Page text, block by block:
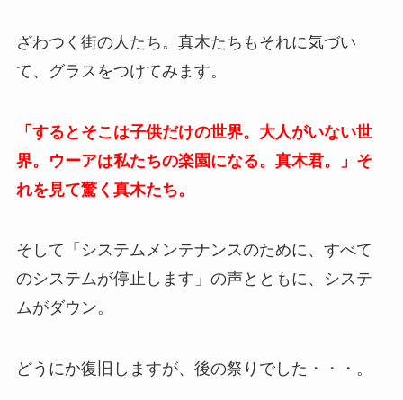
ざわつく街の人たち。真木たちもそれに気づい
て、グラスをつけてみます。
「するとそこは子供だけの世界。大人がいない世
界。ウーアは私たちの楽園になる。真木君。」そ
れを見て驚く真木たち。
そして「システムメンテナンスのために、すべて
のシステムが停止します」の声とともに、システ
ムがダウン。
どうにか復旧しますが、後の祭りでした・・・。